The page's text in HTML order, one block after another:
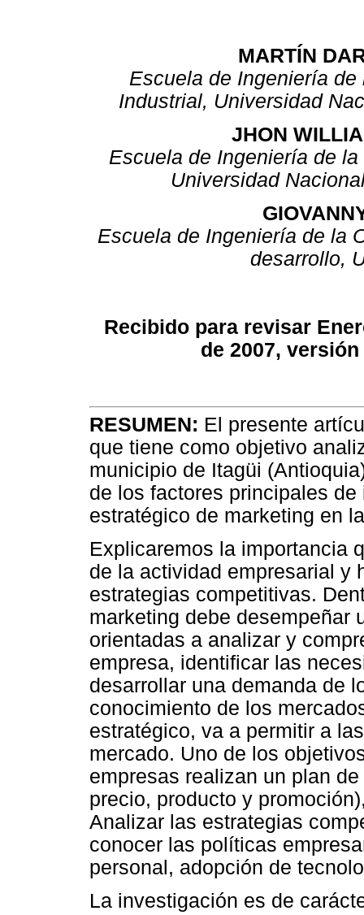
MARTÍN
Escuela de Ingeniería
Industrial, Universidad
JHON
Escuela de Ingeniería de
Universidad
Escuela de Ingeniería de la
desarrollo,
Recibido para revisar
de 2007,
RESUMEN: El presente
que tiene como objetivo
municipio de Itagüi
de los factores principales
estratégico de marketing en
Explicaremos la importancia
de la actividad empresarial y
estrategias competitivas.
marketing debe desempeñar
orientadas a analizar y
empresa, identificar las
desarrollar una demanda de
conocimiento de los
estratégico, va a permitir a
mercado. Uno de los
empresas realizan un plan
precio, producto y
Analizar las estrategias
conocer las políticas
personal, adopción de
La investigación es de